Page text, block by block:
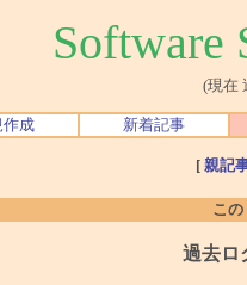
Software
(現在
作成 新着記事
[ 親記
こ
過去ロ